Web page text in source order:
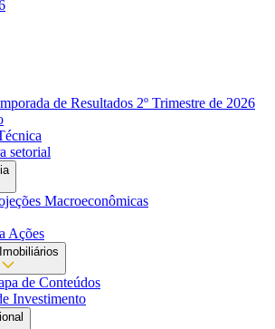
de Resultados 2º Trimestre de 2026
setorial
Macroeconômicas
Ações
de Conteúdos
Investimento